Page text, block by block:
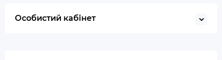
Особистий кабінет